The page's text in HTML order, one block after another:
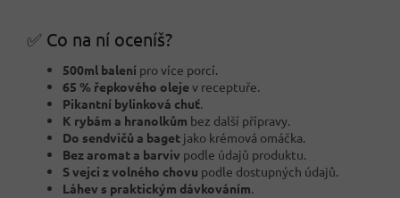
✅ Co na ní oceníš?
500ml balení pro více porcí.
65 % řepkového olejev receptuře.
Pikantní bylinková chuť.
K rybám a hranolkům bez další přípravy.
Do sendvičů a baget jako krémová omáčka.
Bez aromat a barviv podle údajů produktu.
S vejci z volného chovu podle dostupných údajů.
Láhev s praktickým dávkováním.